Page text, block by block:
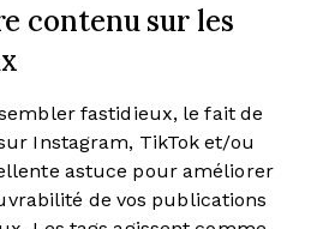
contenu sur les
fastidieux, le fait de
Instagram, TikTok et/ou
astuce pour améliorer
de vos publications